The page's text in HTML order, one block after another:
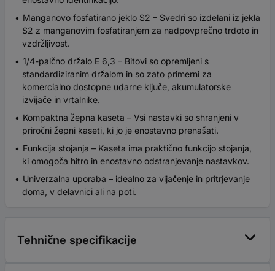
Manganovo fosfatirano jeklo S2 – Svedri so izdelani iz jekla
S2 z manganovim fosfatiranjem za nadpovprečno trdoto in
vzdržljivost.
1/4-palčno držalo E 6,3 – Bitovi so opremljeni s
standardiziranim držalom in so zato primerni za
komercialno dostopne udarne ključe, akumulatorske
izvijače in vrtalnike.
Kompaktna žepna kaseta – Vsi nastavki so shranjeni v
priročni žepni kaseti, ki jo je enostavno prenašati.
Funkcija stojanja – Kaseta ima praktično funkcijo stojanja,
ki omogoča hitro in enostavno odstranjevanje nastavkov.
Univerzalna uporaba – idealno za vijačenje in pritrjevanje
doma, v delavnici ali na poti.
Tehnične specifikacije